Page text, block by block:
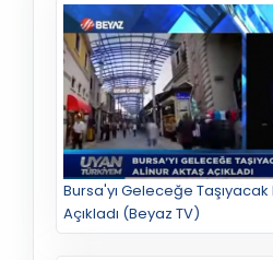
Bursa'yı Geleceğe
Açıkladı (Beyaz TV)